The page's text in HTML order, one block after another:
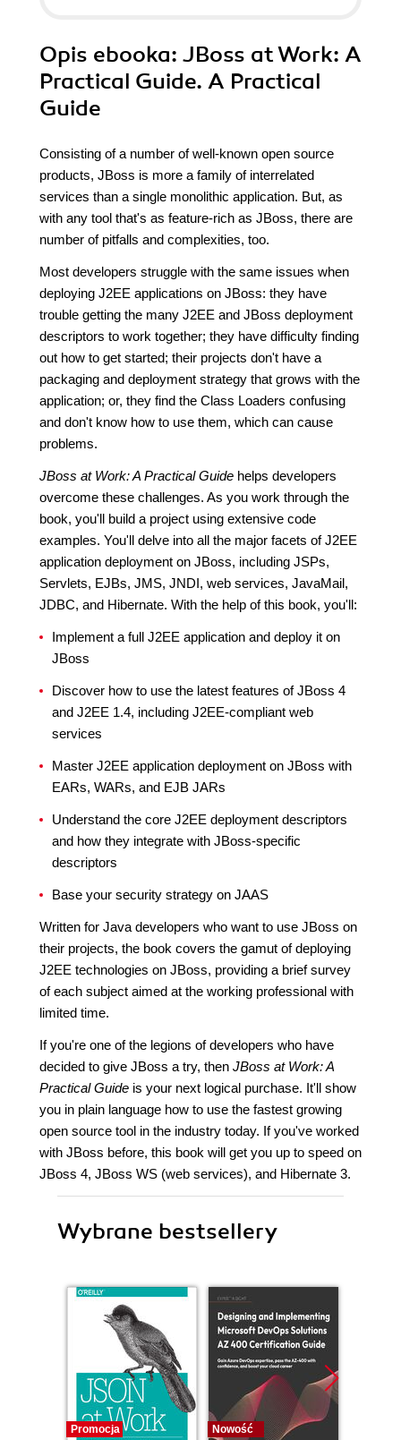
Opis ebooka: JBoss at Work: A
Practical Guide. A Practical
Guide
Consisting of a number of well-known open source
products, JBoss is more a family of interrelated
services than a single monolithic application. But, as
with any tool that's as feature-rich as JBoss, there are
number of pitfalls and complexities, too.
Most developers struggle with the same issues when
deploying J2EE applications on JBoss: they have
trouble getting the many J2EE and JBoss deployment
descriptors to work together; they have difficulty finding
out how to get started; their projects don't have a
packaging and deployment strategy that grows with the
application; or, they find the Class Loaders confusing
and don't know how to use them, which can cause
problems.
JBoss at Work: A Practical Guide helps developers
overcome these challenges. As you work through the
book, you'll build a project using extensive code
examples. You'll delve into all the major facets of J2EE
application deployment on JBoss, including JSPs,
Servlets, EJBs, JMS, JNDI, web services, JavaMail,
JDBC, and Hibernate. With the help of this book, you'll:
Implement a full J2EE application and deploy it on
JBoss
Discover how to use the latest features of JBoss 4
and J2EE 1.4, including J2EE-compliant web
services
Master J2EE application deployment on JBoss with
EARs, WARs, and EJB JARs
Understand the core J2EE deployment descriptors
and how they integrate with JBoss-specific
descriptors
Base your security strategy on JAAS
Written for Java developers who want to use JBoss on
their projects, the book covers the gamut of deploying
J2EE technologies on JBoss, providing a brief survey
of each subject aimed at the working professional with
limited time.
If you're one of the legions of developers who have
decided to give JBoss a try, then JBoss at Work: A
Practical Guide is your next logical purchase. It'll show
you in plain language how to use the fastest growing
open source tool in the industry today. If you've worked
with JBoss before, this book will get you up to speed on
JBoss 4, JBoss WS (web services), and Hibernate 3.
Wybrane bestsellery
Promocja Nowość